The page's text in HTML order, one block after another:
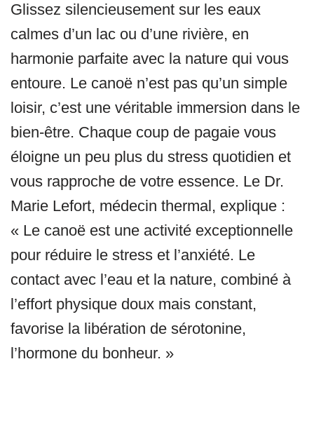
Glissez silencieusement sur les eaux
calmes d’un lac ou d’une rivière, en
harmonie parfaite avec la nature qui vous
entoure. Le canoë n’est pas qu’un simple
loisir, c’est une véritable immersion dans le
bien-être. Chaque coup de pagaie vous
éloigne un peu plus du stress quotidien et
vous rapproche de votre essence. Le Dr.
Marie Lefort, médecin thermal, explique :
« Le canoë est une activité exceptionnelle
pour réduire le stress et l’anxiété. Le
contact avec l’eau et la nature, combiné à
l’effort physique doux mais constant,
favorise la libération de sérotonine,
l’hormone du bonheur. »